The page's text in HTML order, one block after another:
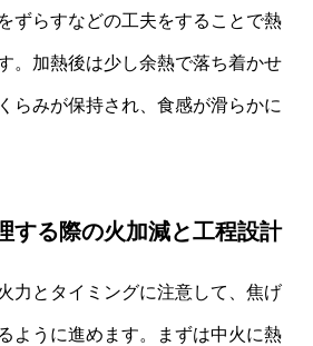
ずらすなどの工夫をすることで熱
。加熱後は少し余熱で落ち着かせ
らみが保持され、食感が滑らかに
する際の火加減と工程設計
力とタイミングに注意して、焦げ
ように進めます。まずは中火に熱